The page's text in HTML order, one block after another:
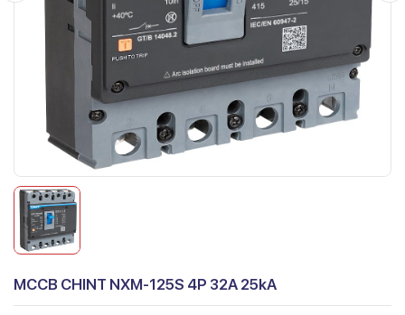
MCCB CHINT NXM-125S 4P 32A 25kA